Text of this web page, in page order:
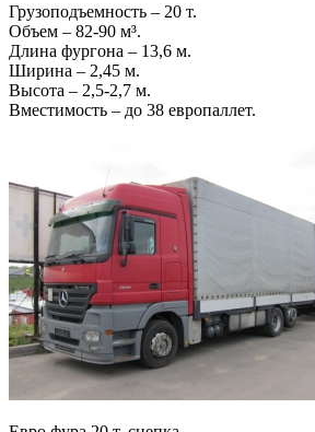
Грузоподъемность – 20 т.
Объем – 82-90 м³.
Длина фургона – 13,6 м.
Ширина – 2,45 м.
Высота – 2,5-2,7 м.
Вместимость – до 38 европаллет.